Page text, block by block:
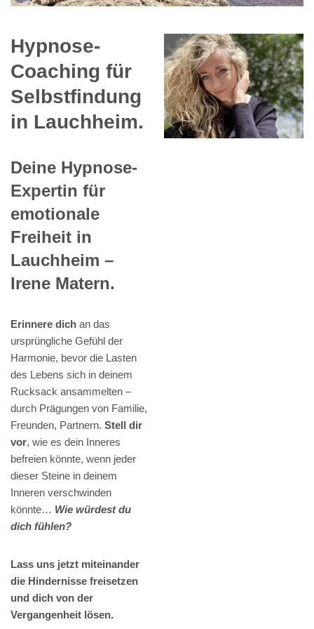
Hypnose-
Coaching für
Selbstfindung
in Lauchheim.
Deine Hypnose-
Expertin für
emotionale
Freiheit in
Lauchheim –
Irene Matern.
Erinnere dich an das
ursprüngliche Gefühl der
Harmonie, bevor die Lasten
des Lebens sich in deinem
Rucksack ansammelten –
durch Prägungen von Familie,
Freunden, Partnern. Stell dir
vor, wie es dein Inneres
befreien könnte, wenn jeder
dieser Steine in deinem
Inneren verschwinden
könnte… Wie würdest du
dich fühlen?
Lass uns jetzt miteinander
die Hindernisse freisetzen
und dich von der
Vergangenheit lösen.